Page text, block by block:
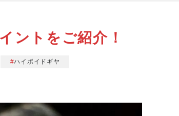
ントをご紹介！
ハイポイドギヤ